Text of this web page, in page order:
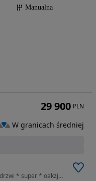
Manualna
998 cm3 • 72 KM • BENZYNA * KLIMA * 5 drzwi * super * oakzja * POLECAMY
29 900 PLN
W granicach średniej